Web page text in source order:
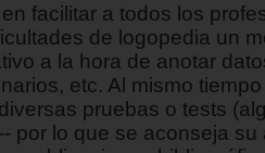
facilitar a todos los
de logopedia un
a la hora de anotar
etc. Al mismo
pruebas o tests
por lo que se aconseja su